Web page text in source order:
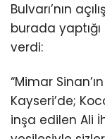
Bulvarı’nın
burada
verdi:
“Mimar
Kayseri’de;
inşa edilen Ali